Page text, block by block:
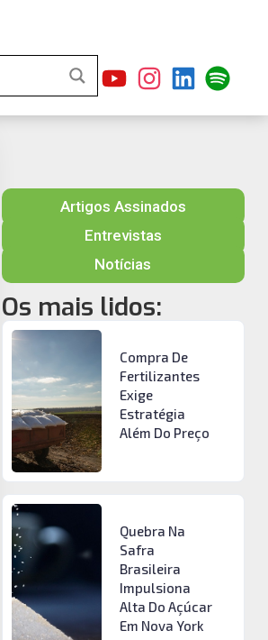
Artigos Assinados
Entrevistas
Notícias
Os mais lidos:
Compra De
Fertilizantes
Exige
Estratégia
Além Do Preço
Quebra Na
Safra
Brasileira
Impulsiona
Alta Do Açúcar
Em Nova York